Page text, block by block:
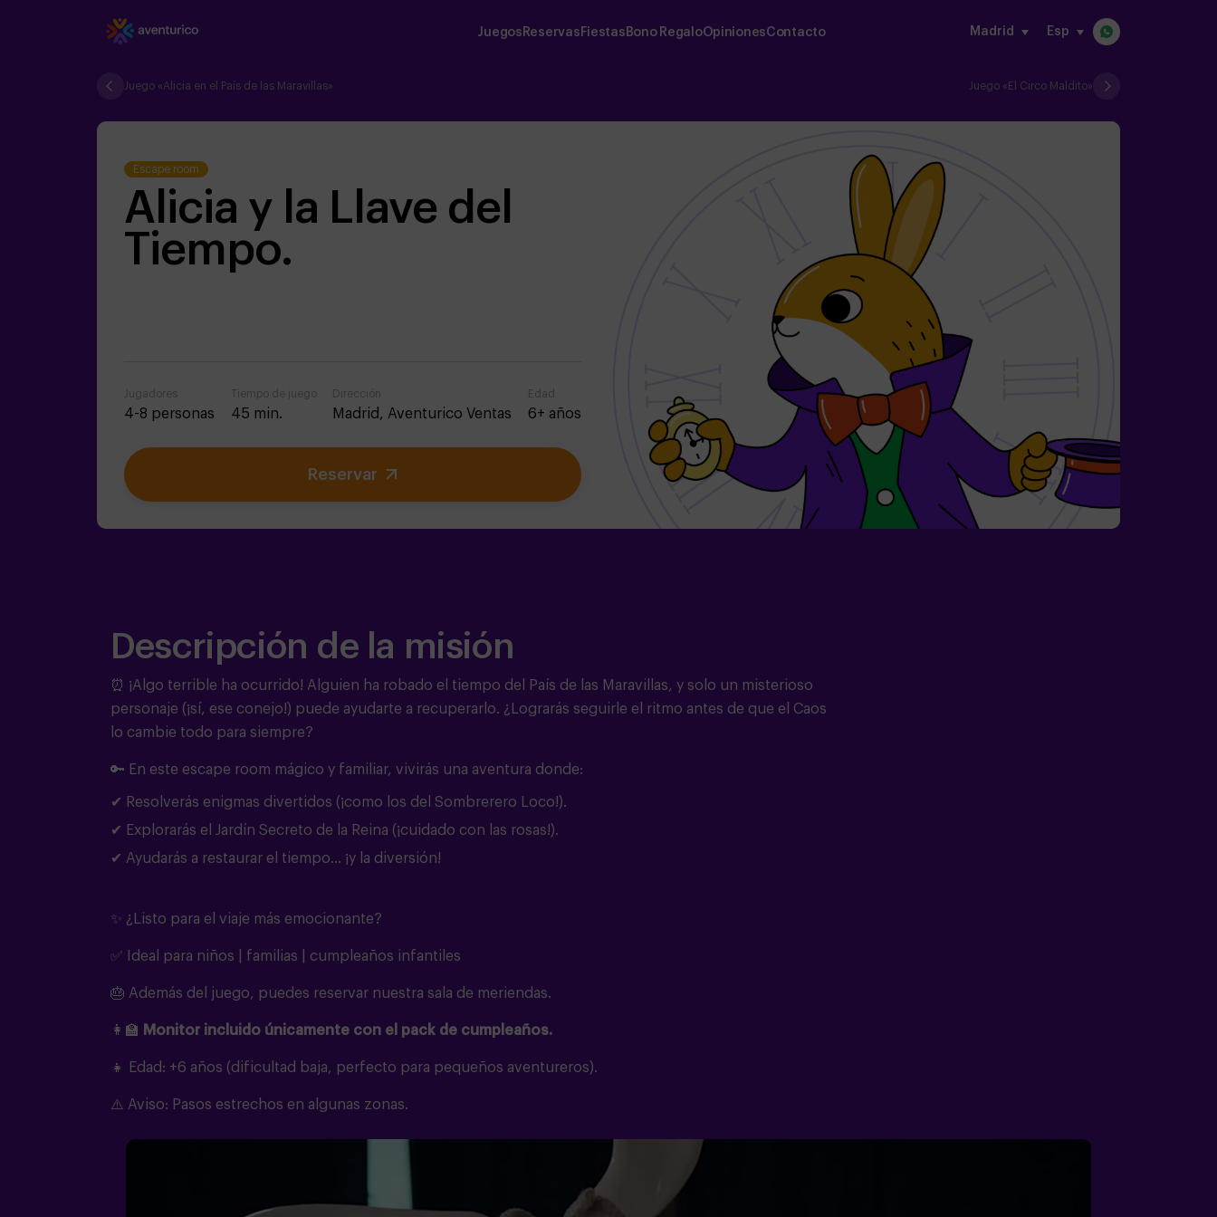
Madrid Esp
Juegos Reservas Fiestas Bono RegaloOpinionesContacto
Juego «Alicia en el País de las Maravillas» Juego «El Circo Maldito»
Escape room
Alicia y la Llave del
Tiempo.
Jugadores
4-8 personas
Tiempo de juego
45 min.
Dirección
Madrid, Aventurico Ventas
Edad
6+ años
Reservar
Descripción de la misión
⏰ ¡Algo terrible ha ocurrido! Alguien ha robado el tiempo del País de las Maravillas, y solo un misterioso
personaje (¡sí, ese conejo!) puede ayudarte a recuperarlo. ¿Lograrás seguirle el ritmo antes de que el Caos
lo cambie todo para siempre?
🔑 En este escape room mágico y familiar, vivirás una aventura donde:
✔ Resolverás enigmas divertidos (¡como los del Sombrerero Loco!).
✔ Explorarás el Jardín Secreto de la Reina (¡cuidado con las rosas!).
✔ Ayudarás a restaurar el tiempo… ¡y la diversión!
✨ ¿Listo para el viaje más emocionante?
✅ Ideal para niños | familias | cumpleaños infantiles
🎂 Además del juego, puedes reservar nuestra sala de meriendas.
👩‍🏫 Monitor incluido únicamente con el pack de cumpleaños.
👧 Edad: +6 años (dificultad baja, perfecto para pequeños aventureros).
⚠️ Aviso: Pasos estrechos en algunas zonas.